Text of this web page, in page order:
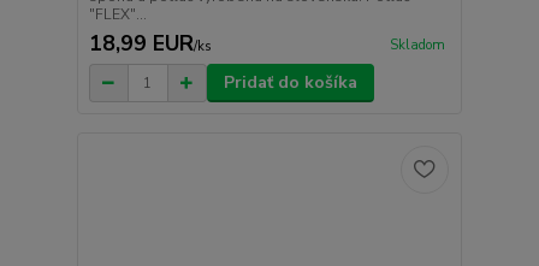
"FLEX"...
18,99 EUR/ks Skladom
Pridať do košíka